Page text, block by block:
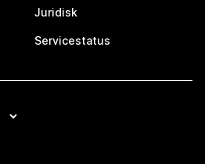
Juridisk
Servicestatus